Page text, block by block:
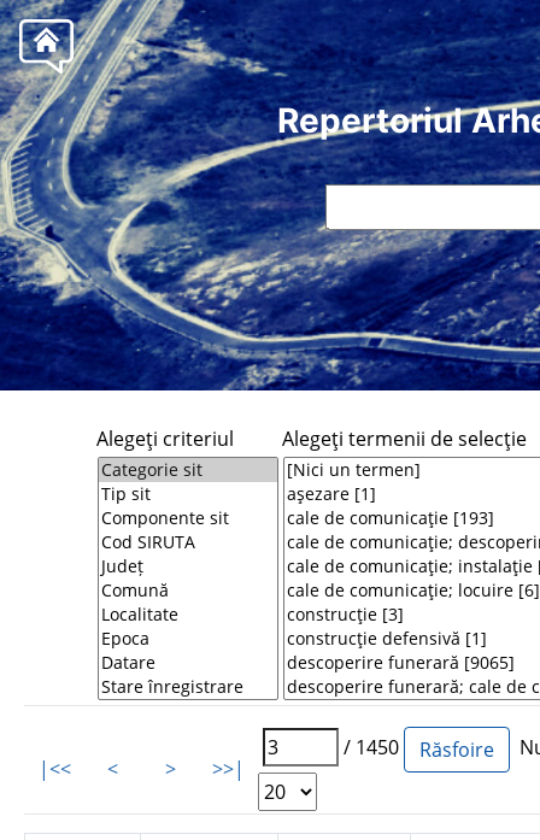
Repertoriul
Alegeţi criteriul Alegeţi termenii de selecţie
|<< < > >>|
/ 1450